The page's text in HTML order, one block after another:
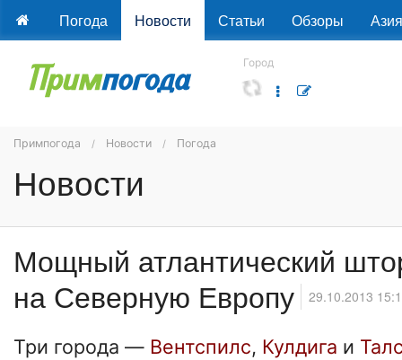
Погода Новости Статьи Обзоры Азия
Город
Примпогода Новости Погода
Новости
Мощный атлантический
на Северную Европу
29.10.2013
Три города — Вентспилс, Кулдига и